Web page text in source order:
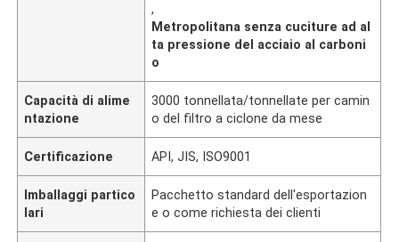
,
Metropolitana senza cuciture ad al
ta pressione del acciaio al carboni
o
Capacità di alime
ntazione
3000 tonnellata/tonnellate per camin
o del filtro a ciclone da mese
Certificazione API, JIS, ISO9001
Imballaggi partico
lari
Pacchetto standard dell'esportazion
e o come richiesta dei clienti